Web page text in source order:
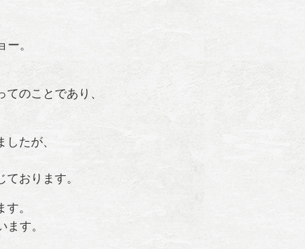
。
のことであり、
たが、
おります。
。
す。